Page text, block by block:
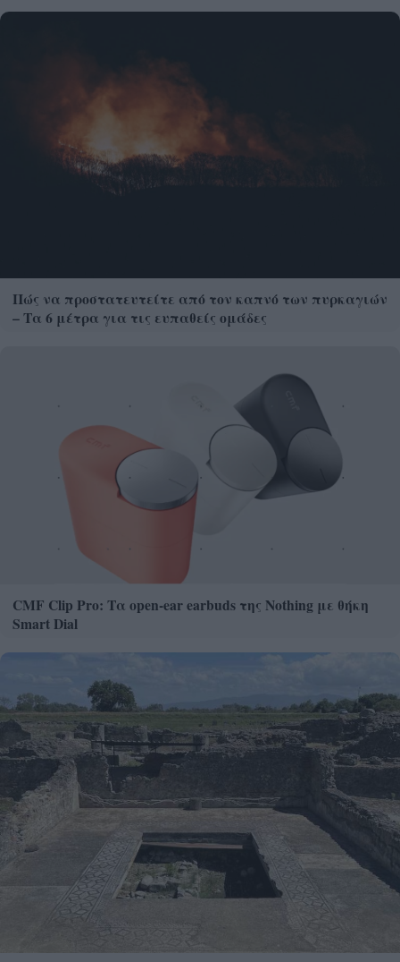
Πώς να προστατευτείτε από τον καπνό των πυρκαγιών
– Τα 6 μέτρα για τις ευπαθείς ομάδες
CMF Clip Pro: Τα open-ear earbuds της Nothing με θήκη
Smart Dial